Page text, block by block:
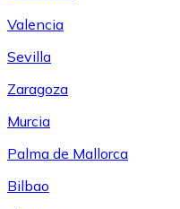
Valencia
Sevilla
Zaragoza
Murcia
Palma de Mallorca
Bilbao